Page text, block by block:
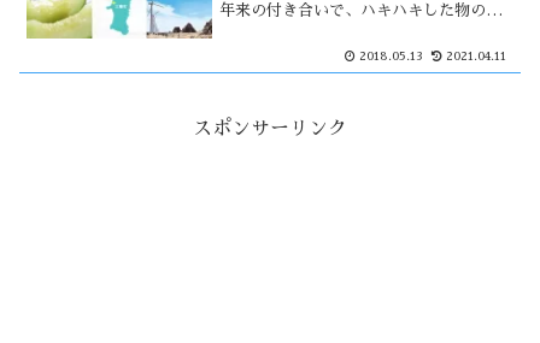
年来の付き合いで、ハキハキした物の言
ノを感じた。彼は、消息不明になってい
2018.05.13 2021.04.11
スポンサーリンク